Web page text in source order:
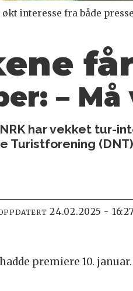
interesse fra både
–
har vekket tur-
Turistforening
24.02.2025 -
premiere 10.